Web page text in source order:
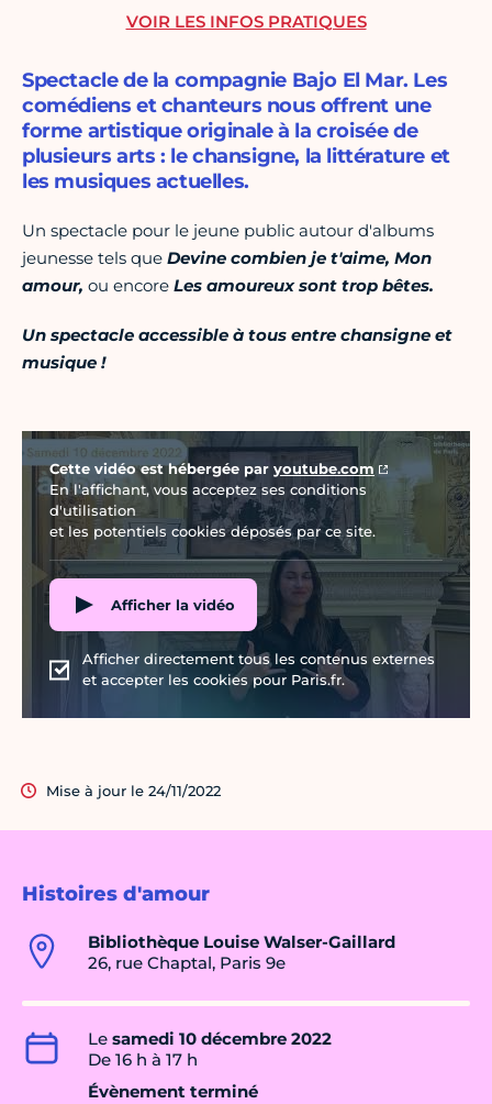
Histoires d'amour
Bibliothèque Louise Walser-Gaillard
26, rue Chaptal, Paris 9e
Le samedi 10 décembre 2022
De 16 h à 17 h
Évènement terminé
Spectacle de la compagnie Bajo El Mar. Les
comédiens et chanteurs nous offrent une
forme artistique originale à la croisée de
plusieurs arts : le chansigne, la littérature et
les musiques actuelles.
Un spectacle pour le jeune public autour d'albums
jeunesse tels que Devine combien je t'aime, Mon
amour, ou encore Les amoureux sont trop bêtes.
Un spectacle accessible à tous entre chansigne et
musique !
Vidéo Youtube
Cette vidéo est hébergée par youtube.com
En l'affichant, vous acceptez ses conditions
d'utilisation
et les potentiels cookies déposés par ce site.
Afficher la vidéo
Afficher directement tous les contenus externes
et accepter les cookies pour Paris.fr.
Mise à jour le 24/11/2022
VOIR LES INFOS PRATIQUES